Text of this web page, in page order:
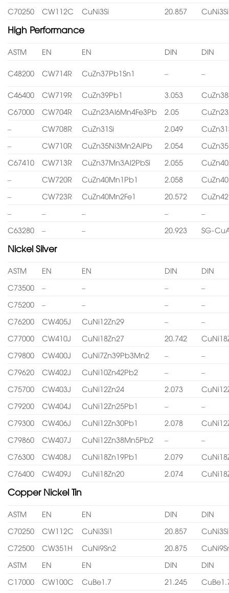
C70250
CW112C CuNi3Si 20.857 CuNi3Si
High Performance
ASTM EN EN DIN DIN
C48200 CW714R CuZn37Pb1Sn1 – –
C46400 CW719R CuZn39Pb1 3.053
C67000
CW704R CuZn23Al6Mn4Fe3Pb 2.05
–
CW708R CuZn31Si 2.049
–
CW710R CuZn35Ni3Mn2AlPb 2.054
C67410
CW713R CuZn37Mn3Al2PbSi 2.055
–
CW720R CuZn40Mn1Pb1 2.058
–
CW723R CuZn40Mn2Fe1 20.572
–
– – –
–
C63280
– – 20.923 SG-
Nickel Silver
ASTM EN EN DIN
DIN
C73500
– – –
–
C75200
– – –
–
C76200
CW405J CuNi12Zn29 –
–
C77000
CW410J CuNi18Zn27 20.742
C79800
CW400J CuNi7Zn39Pb3Mn2 –
–
C79620
CW402J CuNi10Zn42Pb2 –
–
C75700
CW403J CuNi12Zn24 2.073
C79200
CW404J CuNi12Zn25Pb1 –
–
C79300
CW406J CuNi12Zn30Pb1 2.078
C79860
CW407J CuNi12Zn38Mn5Pb2 –
–
C76300
CW408J CuNi18Zn19Pb1 2.079
C76400
CW409J CuNi18Zn20 2.074
Copper Nickel Tin
ASTM EN EN DIN
DIN
C70250
CW112C CuNi3Si1 20.857
CuNi3Si
C72500
CW351H CuNi9Sn2 20.875
ASTM
EN EN DIN
DIN
C17000
CW100C CuBe1.7 21.245